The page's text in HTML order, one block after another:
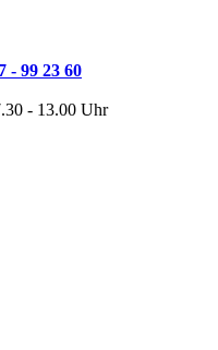
- 99 23 60
- 13.00 Uhr